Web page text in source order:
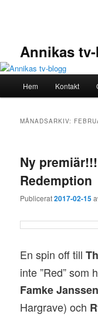
Annikas
Hem Kontakt
MÅNADSARKIV:
Ny
Redemption
Publicerat2017-02-15
En spin off till
inte ”Red” som
Famke Janssen
Hargrave) och